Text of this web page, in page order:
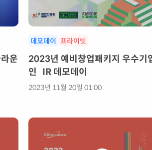
운
데모데이 프라이빗
2023년 예비창업패키지 우수기
인 IR 데모데이
2023년 11월 20일 01:00